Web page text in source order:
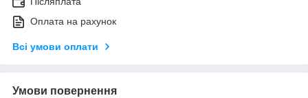
Оплата на рахунок
Всі умови оплати
Умови повернення